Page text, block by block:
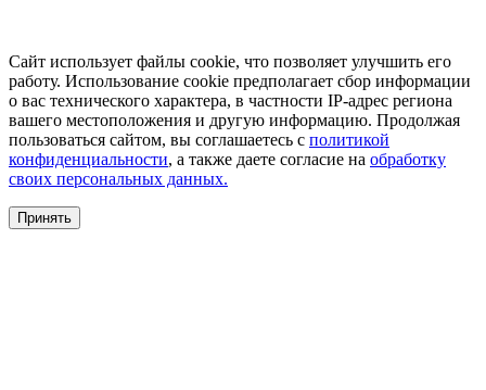
Сайт использует файлы cookie, что позволяет улучшить его
работу. Использование cookie предполагает сбор информации
о вас технического характера, в частности IP-адрес региона
вашего местоположения и другую информацию. Продолжая
пользоваться сайтом, вы соглашаетесь с политикой
конфиденциальности, а также даете согласие на обработку
своих персональных данных.
Принять